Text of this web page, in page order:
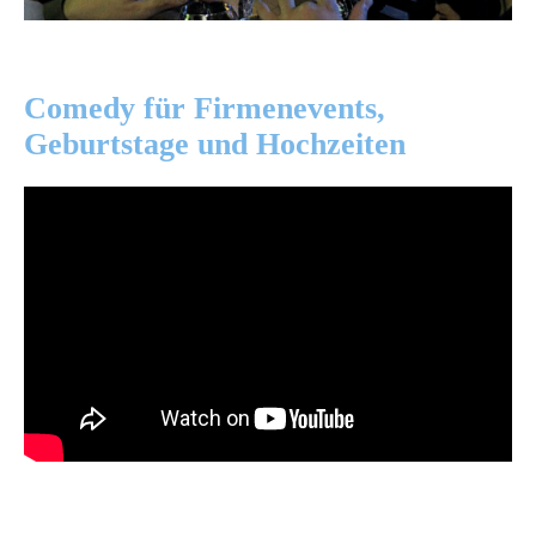
Comedy für Firmenevents,
Geburtstage und Hochzeiten